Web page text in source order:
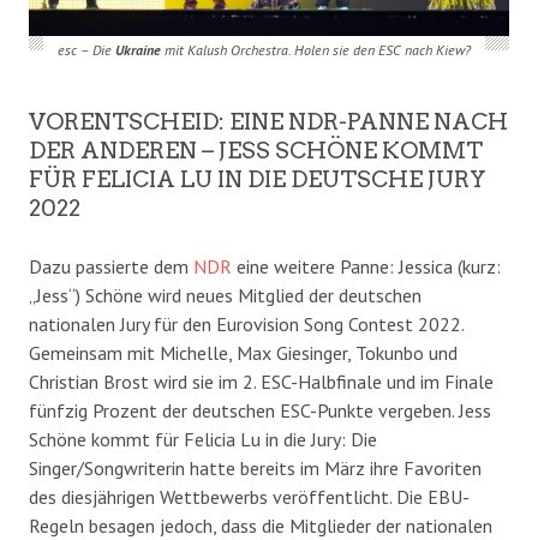
esc – Die Ukrainemit Kalush Orchestra. Holen sie den ESC nach Kiew?
VORENTSCHEID: EINE NDR-PANNE NACH
DER ANDEREN – JESS SCHÖNE KOMMT
FÜR FELICIA LU IN DIE DEUTSCHE JURY
2022
Dazu passierte dem NDR eine weitere Panne: Jessica (kurz:
„Jess“) Schöne wird neues Mitglied der deutschen
nationalen Jury für den Eurovision Song Contest 2022.
Gemeinsam mit Michelle, Max Giesinger, Tokunbo und
Christian Brost wird sie im 2. ESC-Halbfinale und im Finale
fünfzig Prozent der deutschen ESC-Punkte vergeben. Jess
Schöne kommt für Felicia Lu in die Jury: Die
Singer/Songwriterin hatte bereits im März ihre Favoriten
des diesjährigen Wettbewerbs veröffentlicht. Die EBU-
Regeln besagen jedoch, dass die Mitglieder der nationalen